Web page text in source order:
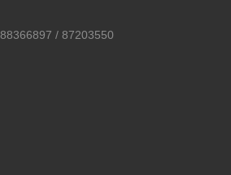
/ 87203550